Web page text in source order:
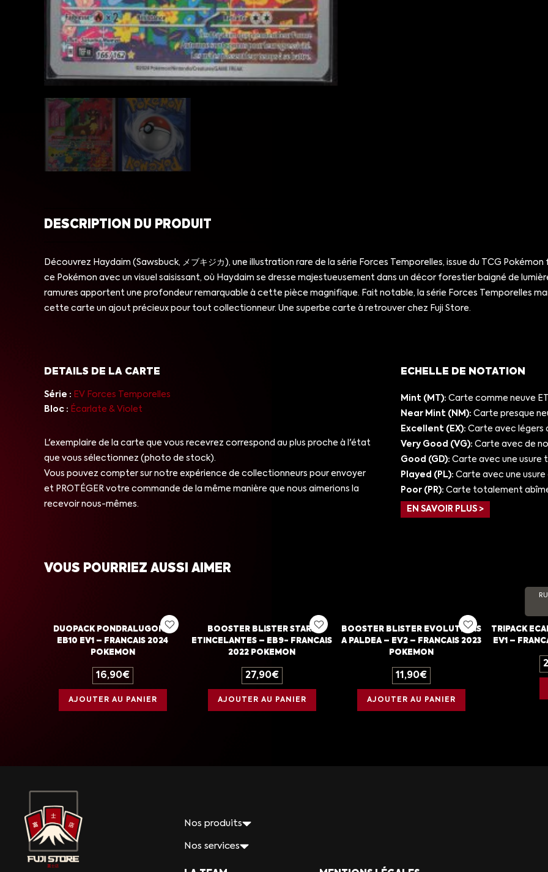
DESCRIPTION DU PRODUIT
Découvrez Haydaim (Sawsbuck, メブキジカ), une illustration rare de la série Forces Temporelles, issue du TCG
ce Pokémon avec un visuel saisissant, où Haydaim se dresse majestueusement dans un décor forestier baigné de
ramures apportent une profondeur remarquable à cette pièce magnifique. Fait notable, la série Forces Temporelles
cette carte un ajout précieux pour tout collectionneur. Une superbe carte à retrouver chez Fuji Store.
DETAILS DE LA CARTE
Série : EV Forces Temporelles
Bloc : Écarlate & Violet
L'exemplaire de la carte que vous recevrez correspond au plus proche à l'état
que vous sélectionnez (photo de stock).
Vous pouvez compter sur notre expérience de collectionneurs pour envoyer
et PROTÉGER votre commande de la même manière que nous aimerions la
recevoir nous-mêmes.
ECHELLE DE NOTATION
Mint (MT): Carte comme neuve
Near Mint (NM): Carte presque
Excellent (EX): Carte avec légers
Very Good (VG): Carte avec de
Good (GD): Carte avec une usure
Played (PL): Carte avec une
Poor (PR): Carte totalement
EN SAVOIR PLUS >
VOUS POURRIEZ AUSSI AIMER
DUOPACK PONDRALUGON –
EB10 EV1 – FRANCAIS 2024
POKEMON
16,90€
AJOUTER AU PANIER
BOOSTER BLISTER STARS
ETINCELANTES – EB9- FRANCAIS
2022 POKEMON
27,90€
AJOUTER AU PANIER
BOOSTER BLISTER EVOLUTIONS
A PALDEA – EV2 – FRANCAIS 2023
POKEMON
11,90€
AJOUTER AU PANIER
TRIPACK
EV1 –
Nos produits
Nos services